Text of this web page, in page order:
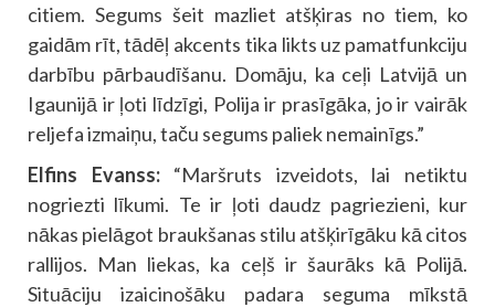
citiem. Segums šeit mazliet atšķiras no tiem, ko
gaidām rīt, tādēļ akcents tika likts uz pamatfunkciju
darbību pārbaudīšanu. Domāju, ka ceļi Latvijā un
Igaunijā ir ļoti līdzīgi, Polija ir prasīgāka, jo ir vairāk
reljefa izmaiņu, taču segums paliek nemainīgs.”
Elfins Evanss:“Maršruts izveidots, lai netiktu
nogriezti līkumi. Te ir ļoti daudz pagriezieni, kur
nākas pielāgot braukšanas stilu atšķirīgāku kā citos
rallijos. Man liekas, ka ceļš ir šaurāks kā Polijā.
Situāciju izaicinošāku padara seguma mīkstā